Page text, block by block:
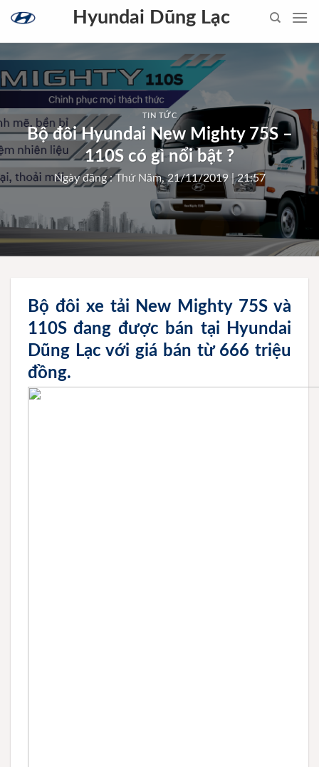
content
Hyundai Dũng Lạc
TIN TỨC
Bộ đôi Hyundai New Mighty 75S –
110S có gì nổi bật ?
Ngày đăng : Thứ Năm, 21/11/2019 | 21:57
Bộ đôi xe tải New Mighty 75S và
110S đang được bán tại Hyundai
Dũng Lạc với giá bán từ 666 triệu
đồng.